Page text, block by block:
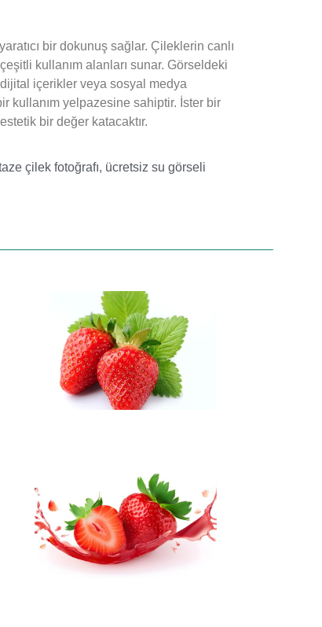
bir dokunuş sağlar. Çileklerin canlı
kullanım alanları sunar. Görseldeki
içerikler veya sosyal medya
kullanım yelpazesine sahiptir. İster bir
bir değer katacaktır.
çilek fotoğrafı, ücretsiz su görseli